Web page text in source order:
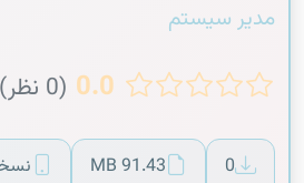
مدیر سیستم
0.0 (0 نظر)
0
91.43 MB نسخه